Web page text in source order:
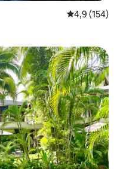
Évaluation
4,9 (154)
appréciés